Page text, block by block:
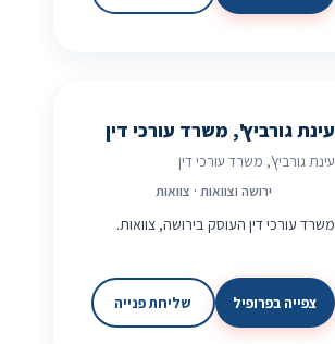
עינת גורביץ', משרד עורכי דין
עינת גורביץ', משרד עורכי דין
ירושה וצוואות · צוואות
משרד עורכי דין העוסק בירושה, צוואות.
צפייה בפרופיל שליחת פנייה